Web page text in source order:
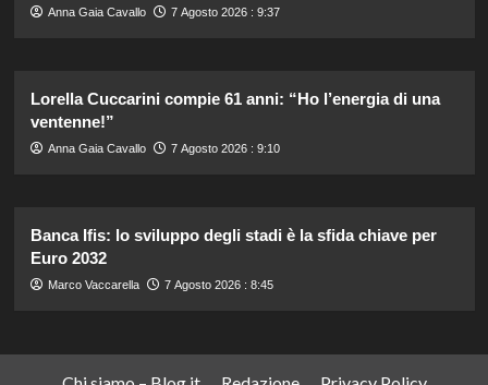
Anna Gaia Cavallo 7 Agosto 2026 : 9:37
Lorella Cuccarini compie 61 anni: “Ho l’energia di una
ventenne!”
Anna Gaia Cavallo 7 Agosto 2026 : 9:10
Banca Ifis: lo sviluppo degli stadi è la sfida chiave per
Euro 2032
Marco Vaccarella 7 Agosto 2026 : 8:45